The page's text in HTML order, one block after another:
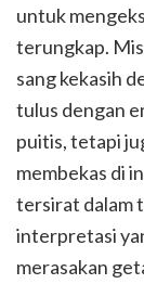
untuk
terungkap.
sang kekasih
tulus dengan
puitis, tetapi
membekas di
tersirat dalam
interpretasi
merasakan